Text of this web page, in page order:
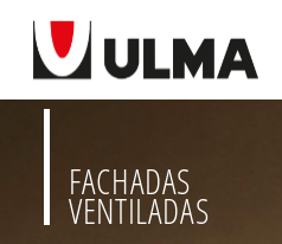
FACHADAS
VENTILADAS